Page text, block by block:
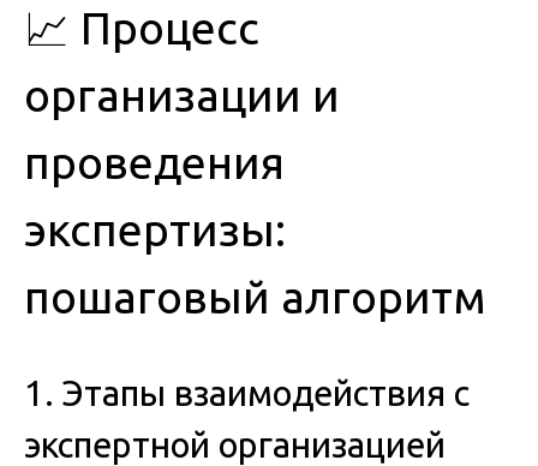
📈 Процесс
организации и
проведения
экспертизы:
пошаговый алгоритм
1. Этапы взаимодействия с
экспертной организацией